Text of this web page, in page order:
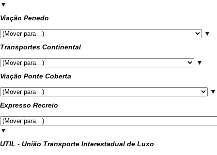
▼
Viação Penedo
▼
Transportes Continental
▼
Viação Ponte Coberta
▼
Expresso Recreio
▼
UTIL - União Transporte Interestadual de Luxo